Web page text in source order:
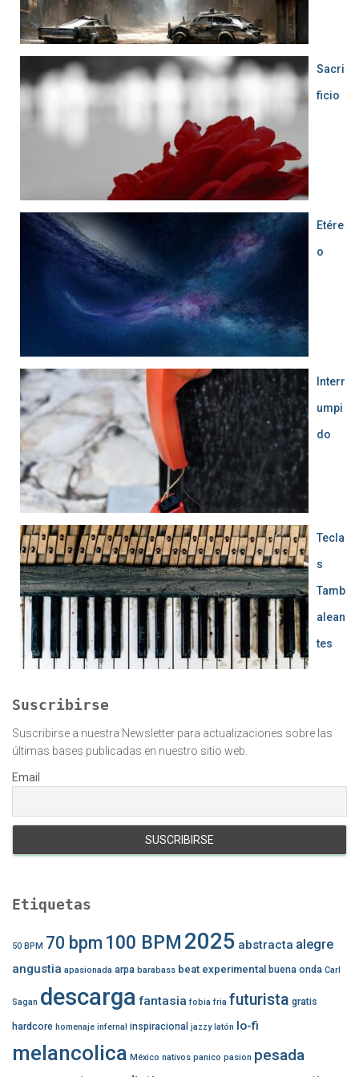
Sacri
ficio
Etére
o
Interr
umpi
do
Tecla
s
Tamb
alean
tes
Suscribirse
Suscribirse a nuestra Newsletter para actualizaciones sobre las
últimas bases publicadas en nuestro sitio web.
Email
Etiquetas
50 BPM 70 bpm 100 BPM 2025 abstracta alegre
angustia apasionada arpa barabass beat experimental buena onda Carl
Sagan descarga fantasia fobia fria futurista gratis
hardcore homenaje infernal inspiracional jazzy latón lo-fi
melancolica México nativos panico pasion pesada